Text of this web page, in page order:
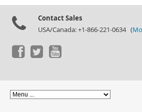
Contact Sales
USA/Canada: +1-866-221-0634 (